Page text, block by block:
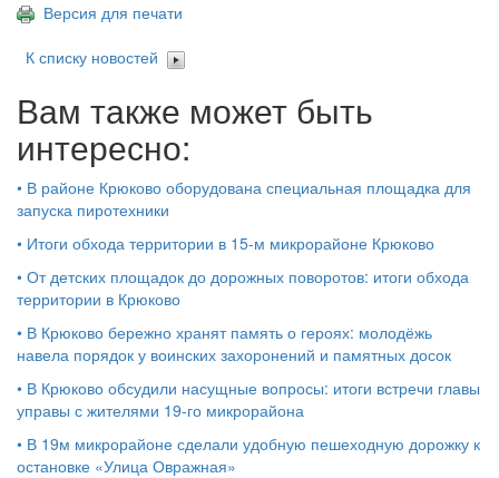
Версия для печати
К списку новостей
Вам также может быть
интересно:
• В районе Крюково оборудована специальная площадка для
запуска пиротехники
• Итоги обхода территории в 15‑м микрорайоне Крюково
• От детских площадок до дорожных поворотов: итоги обхода
территории в Крюково
• В Крюково бережно хранят память о героях: молодёжь
навела порядок у воинских захоронений и памятных досок
• В Крюково обсудили насущные вопросы: итоги встречи главы
управы с жителями 19‑го микрорайона
• В 19м микрорайоне сделали удобную пешеходную дорожку к
остановке «Улица Овражная»